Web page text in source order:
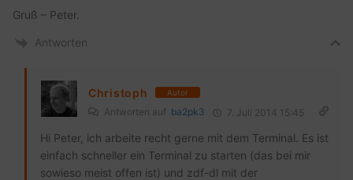
Gruß – Peter.
Antworten
Christoph Autor
Antworten auf ba2pk3 7. Juli 2014 15:45
Hi Peter, ich arbeite recht gerne mit dem Terminal. Es ist
einfach schneller ein Terminal zu starten (das bei mir
sowieso meist offen ist) und zdf-dl mit der